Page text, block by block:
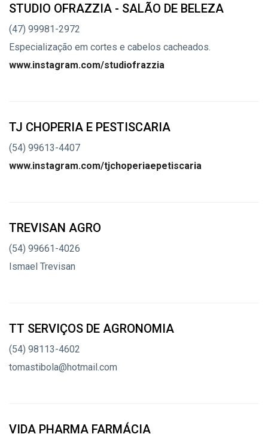
STUDIO OFRAZZIA - SALÃO DE BELEZA
(47) 99981-2972
Especialização em cortes e cabelos cacheados.
www.instagram.com/studiofrazzia
TJ CHOPERIA E PESTISCARIA
(54) 99613-4407
www.instagram.com/tjchoperiaepetiscaria
TREVISAN AGRO
(54) 99661-4026
Ismael Trevisan
TT SERVIÇOS DE AGRONOMIA
(54) 98113-4602
tomastibola@hotmail.com
VIDA PHARMA FARMÁCIA